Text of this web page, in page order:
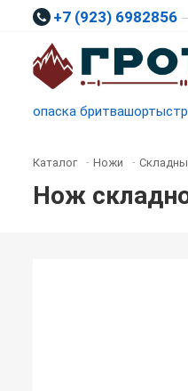
+7 (923) 6982856
опаска бритвашорты
Каталог - Ножи -
Нож